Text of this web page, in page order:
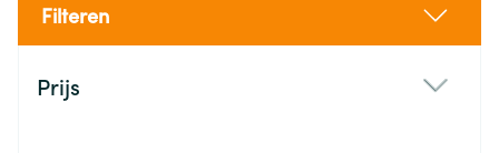
Filteren
Prijs